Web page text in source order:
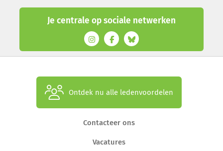
Je centrale op sociale netwerken
Ontdek nu alle ledenvoordelen
Contacteer ons
Vacatures